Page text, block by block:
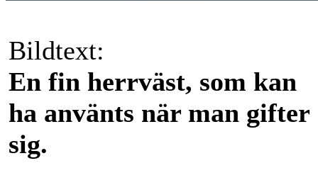
Bildtext:
En fin herrväst, som kan
ha använts när man gifter
sig.